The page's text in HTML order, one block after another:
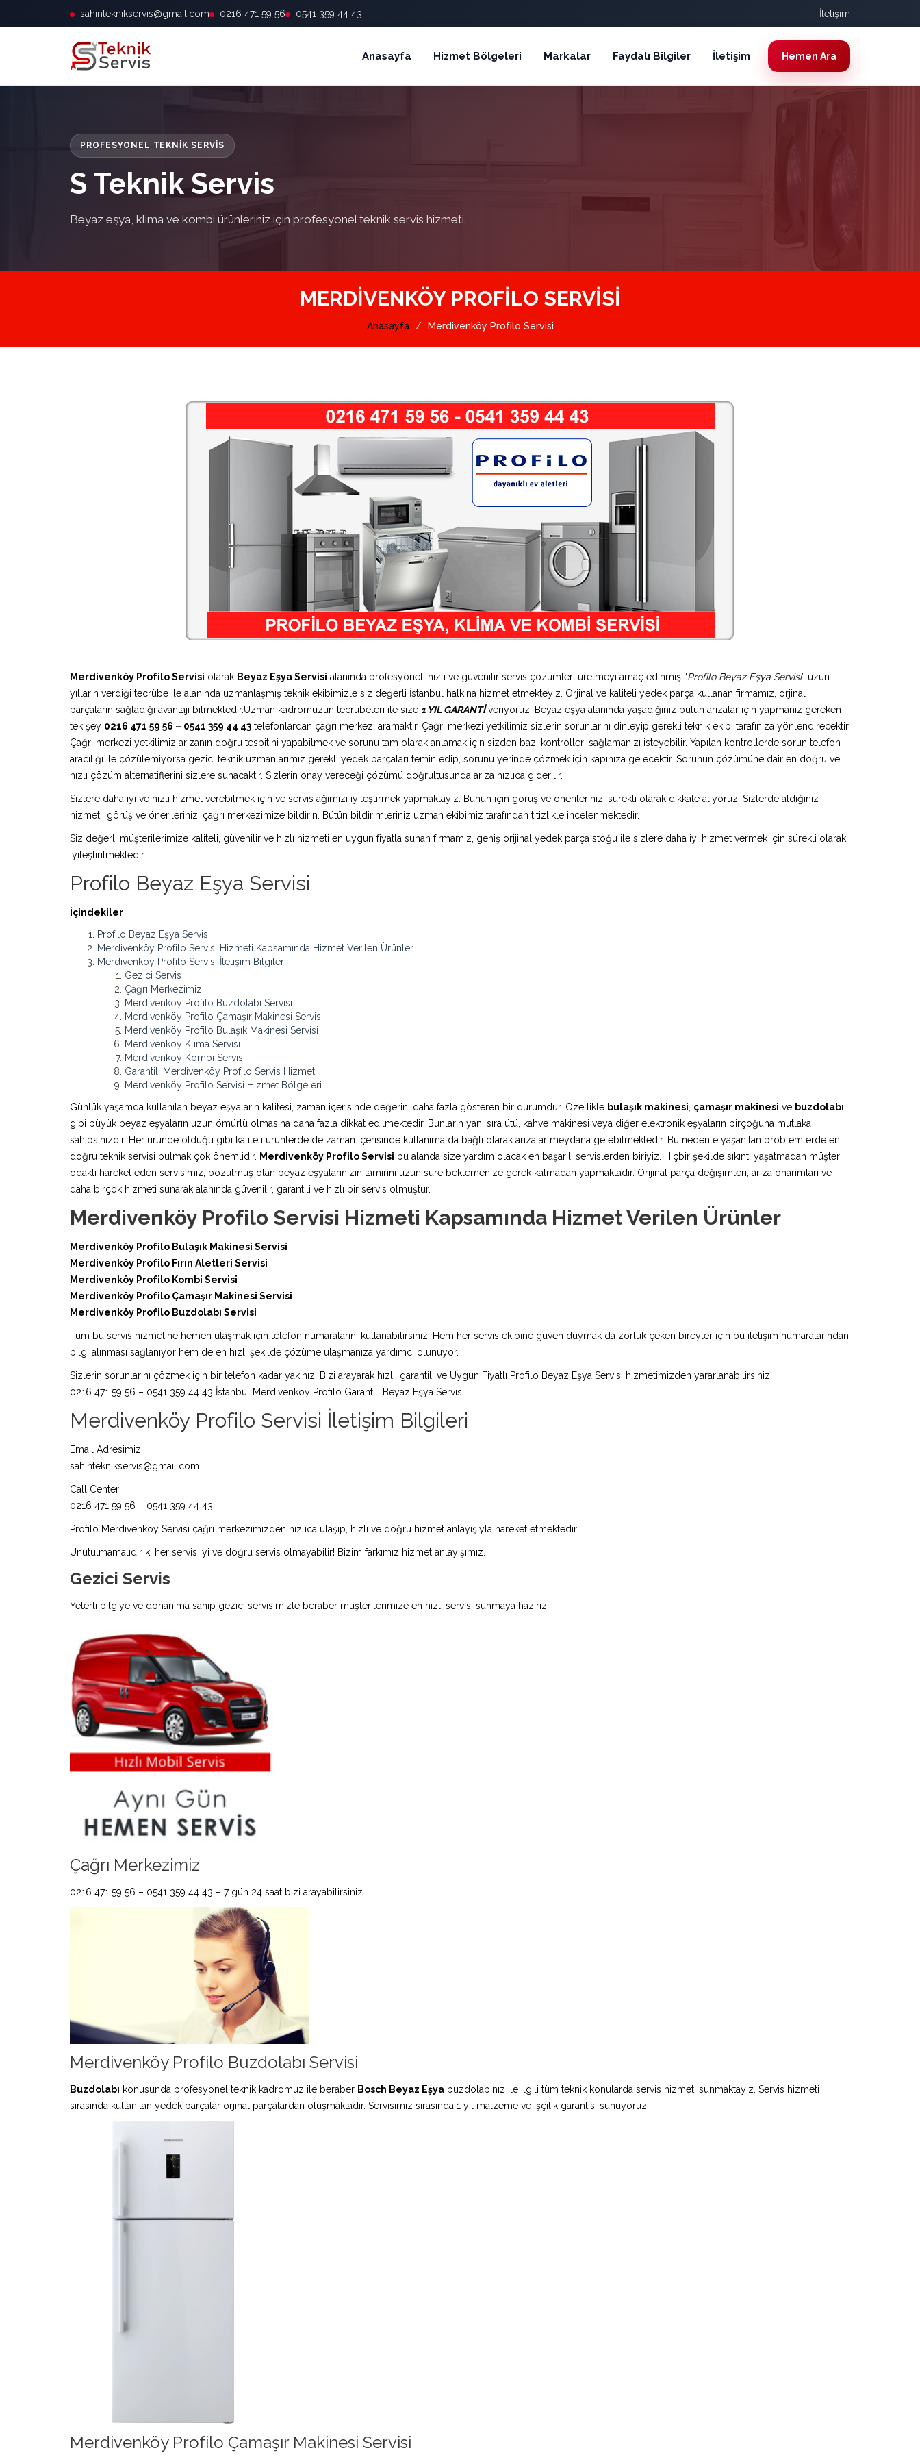
sahinteknikservis@gmail.com 0216 471 59 56 0541 359 44 43 İletişim
Anasayfa Hizmet Bölgeleri Markalar Faydalı Bilgiler İletişim Hemen Ara
PROFESYONEL TEKNIK SERVIS
S Teknik Servis
Beyaz eşya, klima ve kombi ürünleriniz için profesyonel teknik servis hizmeti.
MERDIVENKÖY PROFILO SERVISI
Anasayfa Merdivenköy Profilo Servisi
Merdivenköy Profilo Servisi olarak Beyaz Eşya Servisi alanında profesyonel, hızlı ve güvenilir servis çözümleri üretmeyi amaç edinmiş “Profilo Beyaz Eşya Servisi” uzun
yılların verdiği tecrübe ile alanında uzmanlaşmış teknik ekibimizle siz değerli İstanbul halkına hizmet etmekteyiz. Orjinal ve kaliteli yedek parça kullanan firmamız, orjinal
parçaların sağladığı avantajı bilmektedir.Uzman kadromuzun tecrübeleri ile size 1 YIL GARANTİveriyoruz. Beyaz eşya alanında yaşadığınız bütün arızalar için yapmanız gereken
tek şey 0216 471 59 56 – 0541 359 44 43 telefonlardan çağrı merkezi aramaktır. Çağrı merkezi yetkilimiz sizlerin sorunlarını dinleyip gerekli teknik ekibi tarafınıza yönlendirecektir.
Çağrı merkezi yetkilimiz arızanın doğru tespitini yapabilmek ve sorunu tam olarak anlamak için sizden bazı kontrolleri sağlamanızı isteyebilir. Yapılan kontrollerde sorun telefon
aracılığı ile çözülemiyorsa gezici teknik uzmanlarımız gerekli yedek parçaları temin edip, sorunu yerinde çözmek için kapınıza gelecektir. Sorunun çözümüne dair en doğru ve
hızlı çözüm alternatiflerini sizlere sunacaktır. Sizlerin onay vereceği çözümü doğrultusunda arıza hızlıca giderilir.
Sizlere daha iyi ve hızlı hizmet verebilmek için ve servis ağımızı iyileştirmek yapmaktayız. Bunun için görüş ve önerilerinizi sürekli olarak dikkate alıyoruz. Sizlerde aldığınız
hizmeti, görüş ve önerilerinizi çağrı merkezimize bildirin. Bütün bildirimleriniz uzman ekibimiz tarafından titizlikle incelenmektedir.
Siz değerli müşterilerimize kaliteli, güvenilir ve hızlı hizmeti en uygun fiyatla sunan firmamız, geniş orijinal yedek parça stoğu ile sizlere daha iyi hizmet vermek için sürekli olarak
iyileştirilmektedir.
Profilo Beyaz Eşya Servisi
İçindekiler
Profilo Beyaz Eşya Servisi
Merdivenköy Profilo Servisi Hizmeti Kapsamında Hizmet Verilen Ürünler
Merdivenköy Profilo Servisi İletişim Bilgileri
Gezici Servis
Çağrı Merkezimiz
Merdivenköy Profilo Buzdolabı Servisi
Merdivenköy Profilo Çamaşır Makinesi Servisi
Merdivenköy Profilo Bulaşık Makinesi Servisi
Merdivenköy Klima Servisi
Merdivenköy Kombi Servisi
Garantili Merdivenköy Profilo Servis Hizmeti
Merdivenköy Profilo Servisi Hizmet Bölgeleri
Günlük yaşamda kullanılan beyaz eşyaların kalitesi, zaman içerisinde değerini daha fazla gösteren bir durumdur. Özellikle bulaşık makinesi çamaşır makinesi ve buzdolabı
gibi büyük beyaz eşyaların uzun ömürlü olmasına daha fazla dikkat edilmektedir. Bunların yanı sıra ütü, kahve makinesi veya diğer elektronik eşyaların birçoğuna mutlaka
sahipsinizdir. Her üründe olduğu gibi kaliteli ürünlerde de zaman içerisinde kullanıma da bağlı olarak arızalar meydana gelebilmektedir. Bu nedenle yaşanılan problemlerde en
doğru teknik servisi bulmak çok önemlidir. Merdivenköy Profilo Servisi bu alanda size yardım olacak en başarılı servislerden biriyiz. Hiçbir şekilde sıkıntı yaşatmadan müşteri
odaklı hareket eden servisimiz, bozulmuş olan beyaz eşyalarınızın tamirini uzun süre beklemenize gerek kalmadan yapmaktadır. Orijinal parça değişimleri, arıza onarımları ve
daha birçok hizmeti sunarak alanında güvenilir, garantili ve hızlı bir servis olmuştur.
Merdivenköy Profilo Servisi Hizmeti Kapsamında Hizmet Verilen Ürünler
Merdivenköy Profilo Bulaşık Makinesi Servisi
Merdivenköy Profilo Fırın Aletleri Servisi
Merdivenköy Profilo Kombi Servisi
Merdivenköy Profilo Çamaşır Makinesi Servisi
Merdivenköy Profilo Buzdolabı Servisi
Tüm bu servis hizmetine hemen ulaşmak için telefon numaralarını kullanabilirsiniz. Hem her servis ekibine güven duymak da zorluk çeken bireyler için bu iletişim numaralarından
bilgi alınması sağlanıyor hem de en hızlı şekilde çözüme ulaşmanıza yardımcı olunuyor.
Sizlerin sorunlarını çözmek için bir telefon kadar yakınız. Bizi arayarak hızlı, garantili ve Uygun Fiyatlı Profilo Beyaz Eşya Servisi hizmetimizden yararlanabilirsiniz.
0216 471 59 56 – 0541 359 44 43 İstanbul Merdivenköy Profilo Garantili Beyaz Eşya Servisi
Merdivenköy Profilo Servisi İletişim Bilgileri
Email Adresimiz
sahinteknikservis@gmail.com
Call Center :
0216 471 59 56 – 0541 359 44 43
Profilo Merdivenköy Servisi çağrı merkezimizden hızlıca ulaşıp, hızlı ve doğru hizmet anlayışıyla hareket etmektedir.
Unutulmamalıdır ki her servis iyi ve doğru servis olmayabilir! Bizim farkımız hizmet anlayışımız.
Gezici Servis
Yeterli bilgiye ve donanıma sahip gezici servisimizle beraber müşterilerimize en hızlı servisi sunmaya hazırız.
Çağrı Merkezimiz
0216 471 59 56 – 0541 359 44 43 – 7 gün 24 saat bizi arayabilirsiniz.
Merdivenköy Profilo Buzdolabı Servisi
Buzdolabı konusunda profesyonel teknik kadromuz ile beraber Bosch Beyaz Eşya buzdolabınız ile ilgili tüm teknik konularda servis hizmeti sunmaktayız. Servis hizmeti
sırasında kullanılan yedek parçalar orjinal parçalardan oluşmaktadır. Servisimiz sırasında 1 yıl malzeme ve işçilik garantisi sunuyoruz.
Merdivenköy Profilo Çamaşır Makinesi Servisi